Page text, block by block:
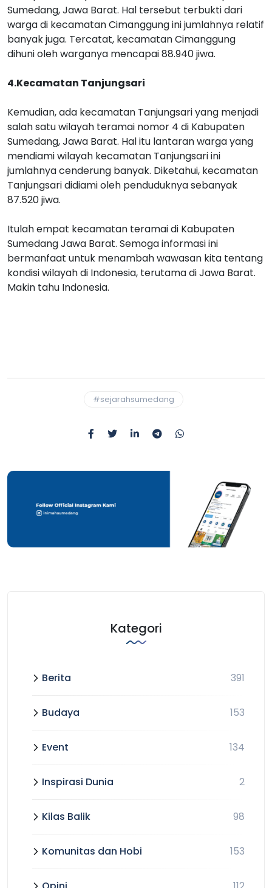
Sumedang, Jawa Barat. Hal tersebut terbukti dari
warga di kecamatan Cimanggung ini jumlahnya relatif
banyak juga. Tercatat, kecamatan Cimanggung
dihuni oleh warganya mencapai 88.940 jiwa.
4.Kecamatan Tanjungsari
Kemudian, ada kecamatan Tanjungsari yang menjadi
salah satu wilayah teramai nomor 4 di Kabupaten
Sumedang, Jawa Barat. Hal itu lantaran warga yang
mendiami wilayah kecamatan Tanjungsari ini
jumlahnya cenderung banyak. Diketahui, kecamatan
Tanjungsari didiami oleh penduduknya sebanyak
87.520 jiwa.
Itulah empat kecamatan teramai di Kabupaten
Sumedang Jawa Barat. Semoga informasi ini
bermanfaat untuk menambah wawasan kita tentang
kondisi wilayah di Indonesia, terutama di Jawa Barat.
Makin tahu Indonesia.
#sejarahsumedang
Kategori
Berita 391
Budaya 153
Event 134
Inspirasi Dunia 2
Kilas Balik 98
Komunitas dan Hobi 153